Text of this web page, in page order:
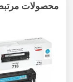
محصولات